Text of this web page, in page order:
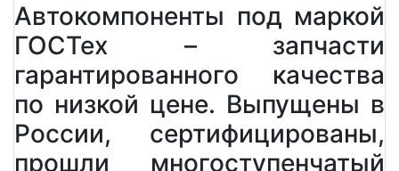
Автокомпоненты под маркой
ГОСТех – запчасти
гарантированного качества
по низкой цене. Выпущены в
России, сертифицированы,
прошли многоступенчатый